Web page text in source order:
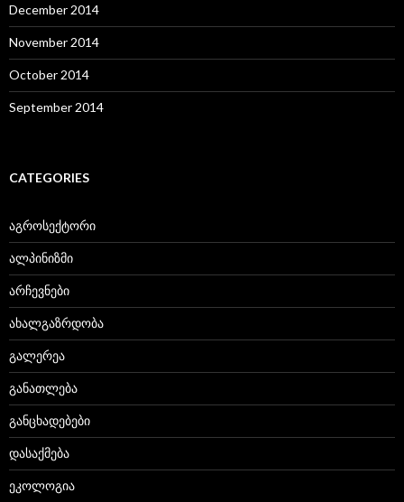
December 2014
November 2014
October 2014
September 2014
CATEGORIES
აგროსექტორი
ალპინიზმი
არჩევნები
ახალგაზრდობა
გალერეა
განათლება
განცხადებები
დასაქმება
ეკოლოგია